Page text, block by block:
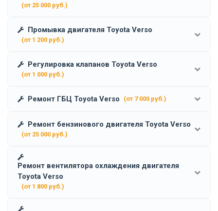
(от 25 000 руб.)
Промывка двигателя Toyota Verso
(от 1 200 руб.)
Регулировка клапанов Toyota Verso
(от 1 000 руб.)
Ремонт ГБЦ Toyota Verso (от 7 000 руб.)
Ремонт бензинового двигателя Toyota Verso
(от 25 000 руб.)
Ремонт вентилятора охлаждения двигателя
Toyota Verso
(от 1 800 руб.)